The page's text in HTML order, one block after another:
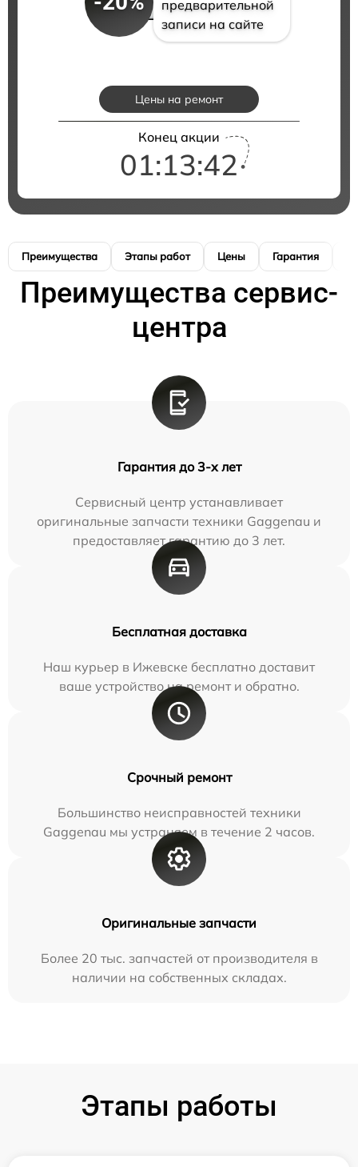
предварительной
записи на сайте
Цены на ремонт
Конец акции
01:13:41
Преимущества Этапы работ Цены Гарантия
Преимущества сервис-
центра
Гарантия до 3-х лет
Сервисный центр устанавливает
оригинальные запчасти техники Gaggenau и
предоставляет гарантию до 3 лет.
Бесплатная доставка
Наш курьер в Ижевске бесплатно доставит
ваше устройство на ремонт и обратно.
Срочный ремонт
Большинство неисправностей техники
Gaggenau мы устраняем в течение 2 часов.
Оригинальные запчасти
Более 20 тыс. запчастей от производителя в
наличии на собственных складах.
Этапы работы